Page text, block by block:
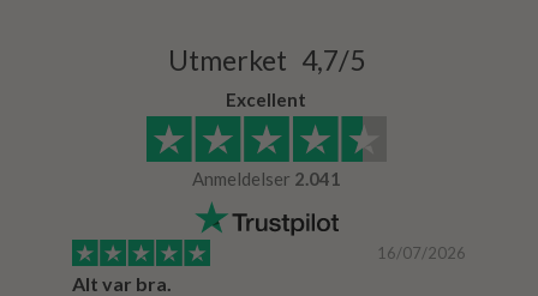
Utmerket 4,7/5
Excellent
Anmeldelser 2.041
16/07/2026
Alt var bra.